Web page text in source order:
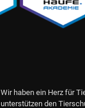
Wir haben ein Herz für
unterstützen den